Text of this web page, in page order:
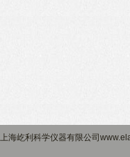
上海屹利科学仪器有限公司